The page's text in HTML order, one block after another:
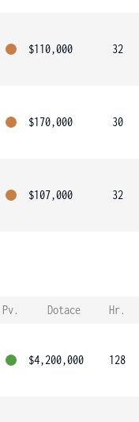
$110,000
32
$170,000
30
$107,000
32
Pv. Dotace
Hr.
$4,200,000
128